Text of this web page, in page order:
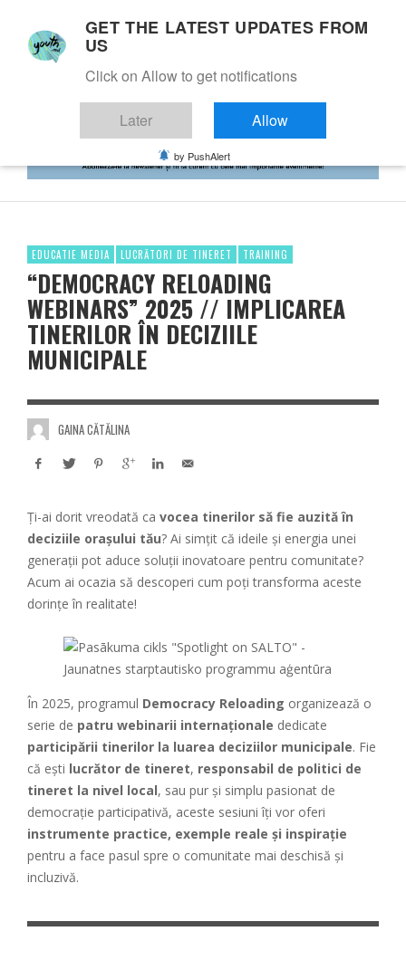
EDUCATIE MEDIA LUCRĂTORI DE TINERET TRAINING
“DEMOCRACY RELOADING
WEBINARS” 2025 // IMPLICAREA
TINERILOR ÎN DECIZIILE
MUNICIPALE
GAINA CĂTĂLINA
Ți-ai dorit vreodată ca vocea tinerilor să fie auzită în
deciziile orașului tău? Ai simțit că ideile și energia unei
generații pot aduce soluții inovatoare pentru comunitate?
Acum ai ocazia să descoperi cum poți transforma aceste
dorințe în realitate!
În 2025, programul Democracy Reloading organizează o
serie de patru webinarii internaționale dedicate
participării tinerilor la luarea deciziilor municipale. Fie
că ești lucrător de tineret, responsabil de politici de
tineret la nivel local, sau pur și simplu pasionat de
democrație participativă, aceste sesiuni îți vor oferi
instrumente practice, exemple reale și inspirație
pentru a face pasul spre o comunitate mai deschisă și
incluzivă.
GET THE LATEST UPDATES FROM
US
Click on Allow to get notifications
Later Allow
by PushAlert